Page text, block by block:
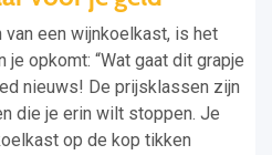
een wijnkoelkast, is het
opkomt: “Wat gaat dit grapje
nieuws! De prijsklassen zijn
die je erin wilt stoppen. Je
op de kop tikken